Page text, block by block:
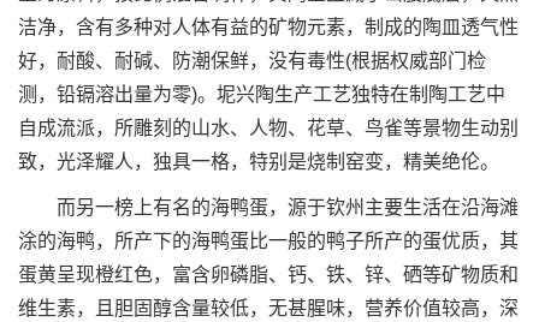
洁净，含有多种对人体有益的矿物元素，制成的陶皿透气性
好，耐酸、耐碱、防潮保鲜，没有毒性(根据权威部门检
测，铅镉溶出量为零)。坭兴陶生产工艺独特在制陶工艺中
自成流派，所雕刻的山水、人物、花草、鸟雀等景物生动别
致，光泽耀人，独具一格，特别是烧制窑变，精美绝伦。
而另一榜上有名的海鸭蛋，源于钦州主要生活在沿海滩
涂的海鸭，所产下的海鸭蛋比一般的鸭子所产的蛋优质，其
蛋黄呈现橙红色，富含卵磷脂、钙、铁、锌、硒等矿物质和
维生素，且胆固醇含量较低，无甚腥味，营养价值较高，深